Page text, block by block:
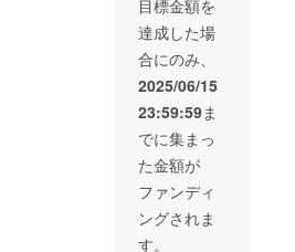
August 8, 2025
to February 7,
2026.
cash. No
change will be
given. ・The
ticket will be
handed to you
on your first
visit. Please
mention that
you supported
me through
crowdfunding
when you
arrive. ・Ticket
・チケットの有
効期限：2025年
8月8日から2026
年2月7日まで
【試食会へのご
月頃を想定。確
定次第、別途ご
連絡させていた
だきます。
【Ticket】
Three Drink
Ticket + Three
Japanese
目標金額を
達成した場
合にのみ、
2025/06/15
23:59:59ま
でに集まっ
た金額が
ファンディ
ングされま
す。